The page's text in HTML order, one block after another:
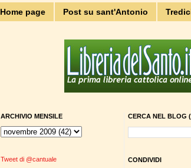
Home page Post su sant'Antonio
CERCA NEL BLOG
CONDIVIDI
ARCHIVIO MENSILE
Tweet di @cantuale